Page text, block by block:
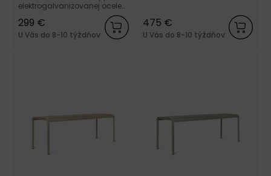
elektrogalvanizovanej ocele
nástrekom kašmírovej farby
od dánskej značky Ferm
299 €
U Vás do 8-10 týždňov
nástrekom hnedej farby od
dánskej značky Ferm Living.
475 €
U Vás do 8-10 týždňov